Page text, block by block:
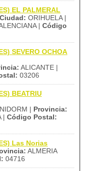
EL PALMERAL
Ciudad: ORIHUELA |
| Código
SEVERO OCHOA
ALICANTE |
03206
BEATRIU
| Provincia:
| Código Postal:
Las Norias
ALMERIA
04716